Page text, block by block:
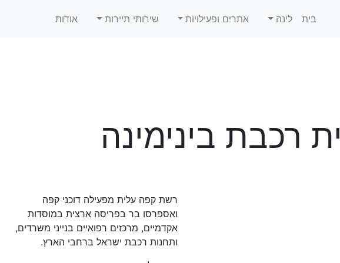
בית לינה אתרים ופעילויות שירותי תיירות אודות
רכבת בינימינה
רשת קפה עלית מפעילה דוכני קפה
ואספרסו בר בפריסה ארצית במוסדות
אקדמיים, מרכזים רפואיים בנייני משרדים,
ותחנות רכבת ישראל ברחבי הארץ.